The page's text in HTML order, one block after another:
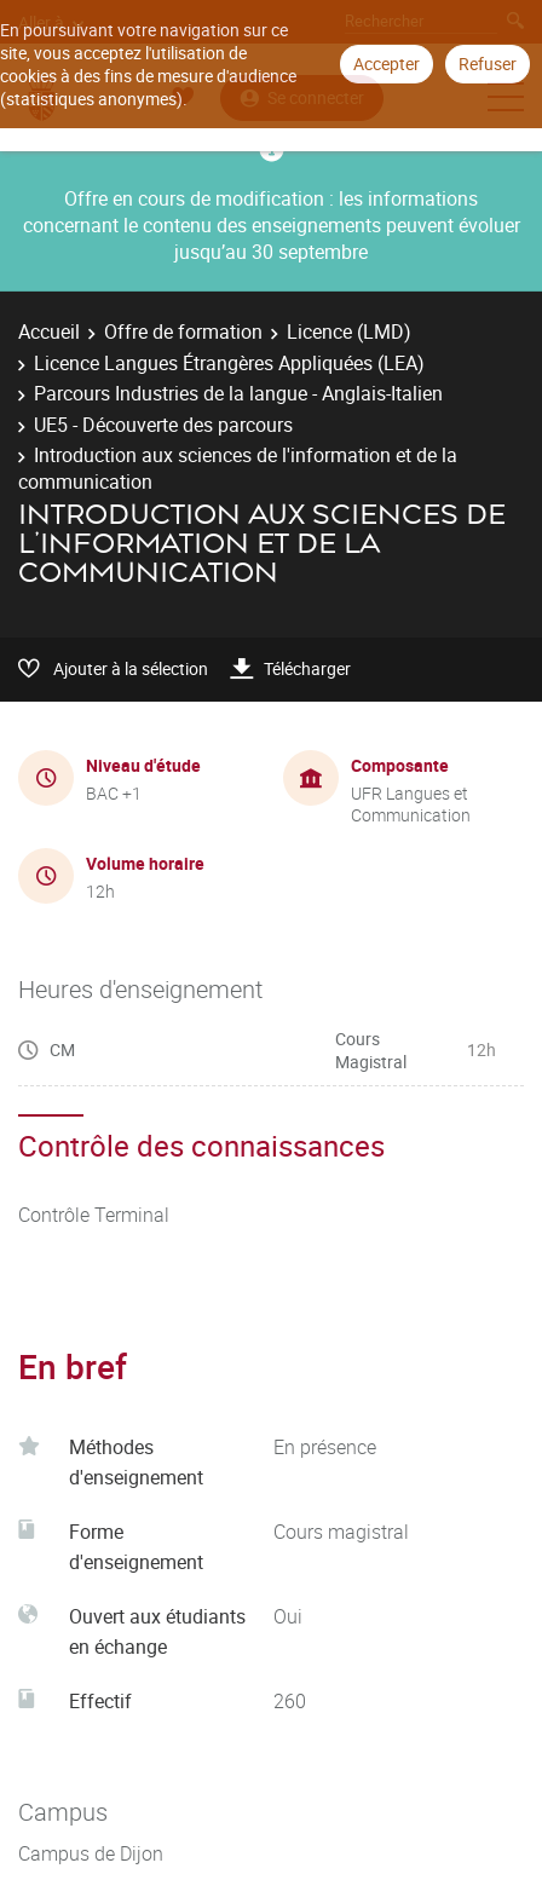
En poursuivant votre navigation sur ce
site, vous acceptez l'utilisation de
cookies à des fins de mesure d'audience
(statistiques anonymes).
Accepter Refuser
Aller à
Se connecter
Offre en cours de modification : les informations
concernant le contenu des enseignements peuvent évoluer
jusqu’au 30 septembre
Accueil Offre de formation
Licence (LMD)
Licence Langues Étrangères Appliquées (LEA)
Parcours Industries de la langue - Anglais-Italien
UE5 - Découverte des parcours
Introduction aux sciences de l'information et de la
communication
INTRODUCTION AUX SCIENCES DE
L'INFORMATION ET DE LA
COMMUNICATION
Ajouter à la sélection Télécharger
Niveau d'étude
BAC +1
Composante
UFR Langues et
Communication
Volume horaire
12h
Heures d'enseignement
CM
Cours
Magistral
12h
Contrôle des connaissances
Contrôle Terminal
En bref
Méthodes
d'enseignement
En présence
Forme
d'enseignement
Cours magistral
Ouvert aux étudiants
en échange
Oui
Effectif 260
Campus
Campus de Dijon